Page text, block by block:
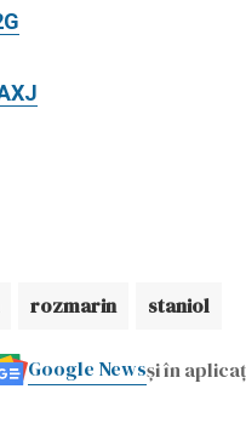
rozmarin staniol
Google Newsși în